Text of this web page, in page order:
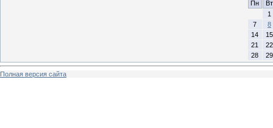
Пн
Вт
1
7
8
14
15
21
22
28
29
Полная версия сайта